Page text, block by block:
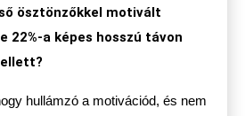
ösztönzőkkel motivált
22%-a képes hosszú távon
hullámzó a motivációd, és nem